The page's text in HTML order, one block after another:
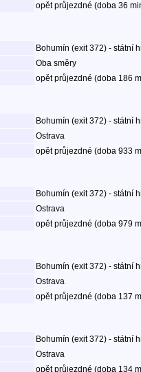
opět průjezdné (doba 36
Bohumín (exit 372) - státní
Oba směry
opět průjezdné (doba 186
Bohumín (exit 372) - státní
Ostrava
opět průjezdné (doba 933
Bohumín (exit 372) - státní
Ostrava
opět průjezdné (doba 979
Bohumín (exit 372) - státní
Ostrava
opět průjezdné (doba 137
Bohumín (exit 372) - státní
Ostrava
opět průjezdné (doba 134